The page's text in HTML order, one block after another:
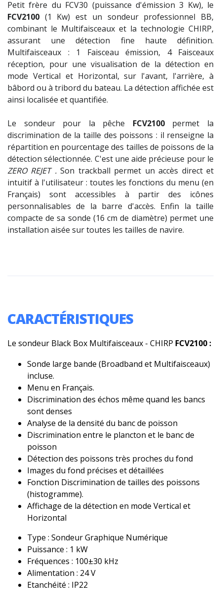
Petit frère du FCV30 (puissance d'émission 3 Kw), le
FCV2100 (1 Kw) est un sondeur professionnel BB,
combinant le Multifaisceaux et la technologie CHIRP,
assurant une détection fine haute définition.
Multifaisceaux : 1 Faisceau émission, 4 Faisceaux
réception, pour une visualisation de la détection en
mode Vertical et Horizontal, sur l'avant, l'arrière, à
bâbord ou à tribord du bateau. La détection affichée est
ainsi localisée et quantifiée.
Le sondeur pour la pêche FCV2100permet la
discrimination de la taille des poissons : il renseigne la
répartition en pourcentage des tailles de poissons de la
détection sélectionnée. C'est une aide précieuse pour le
ZERO REJET .Son trackball permet un accès direct et
intuitif à l'utilisateur : toutes les fonctions du menu (en
Français) sont accessibles à partir des icônes
personnalisables de la barre d'accès. Enfin la taille
compacte de sa sonde (16 cm de diamètre) permet une
installation aisée sur toutes les tailles de navire.
CARACTÉRISTIQUES
Le sondeur Black Box Multifaisceaux - CHIRP FCV2100 :
Sonde large bande (Broadband et Multifaisceaux)
incluse.
Menu en Français.
Discrimination des échos même quand les bancs
sont denses
Analyse de la densité du banc de poisson
Discrimination entre le plancton et le banc de
poisson
Détection des poissons très proches du fond
Images du fond précises et détaillées
Fonction Discrimination de tailles des poissons
(histogramme).
Affichage de la détection en mode Vertical et
Horizontal
Type : Sondeur Graphique Numérique
Puissance : 1 kW
Fréquences : 100±30 kHz
Alimentation : 24 V
Etanchéité : IP22